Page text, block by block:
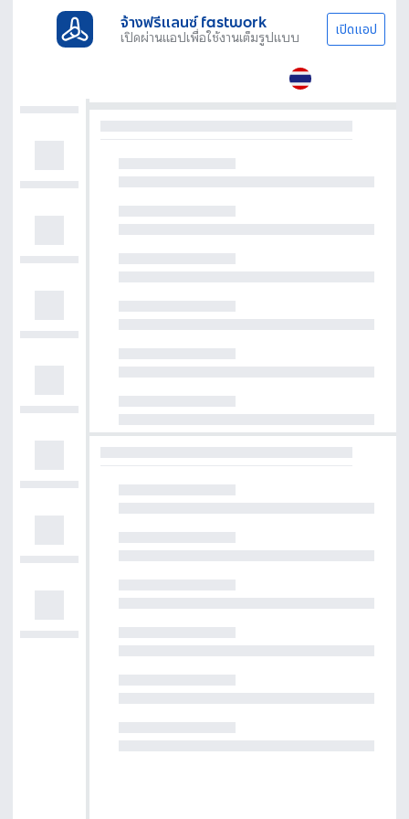
จ้างฟรีแลนซ์ fastwork
เปิดผ่านแอปเพื่อใช้งานเต็มรูปแบบ เปิดแอป